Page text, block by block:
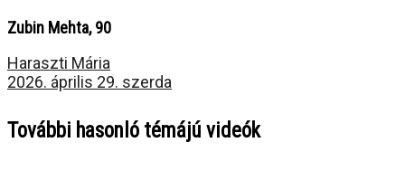
Zubin Mehta, 90
Haraszti Mária
2026. április 29. szerda
További hasonló témájú videók